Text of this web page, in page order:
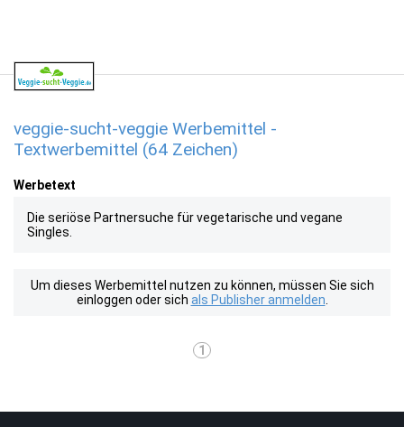
veggie-sucht-veggie Werbemittel -
Textwerbemittel (64 Zeichen)
Werbetext
Die seriöse Partnersuche für vegetarische und vegane
Singles.
Um dieses Werbemittel nutzen zu können, müssen Sie sich
einloggen oder sich als Publisher anmelden
1